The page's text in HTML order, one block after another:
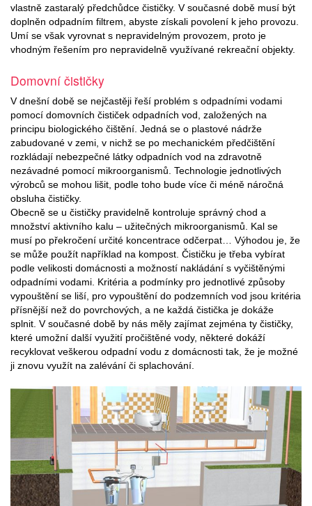
vlastně zastaralý předchůdce čističky. V současné době musí být
doplněn odpadním filtrem, abyste získali povolení k jeho provozu.
Umí se však vyrovnat s nepravidelným provozem, proto je
vhodným řešením pro nepravidelně využívané rekreační objekty.
Domovní čističky
V dnešní době se nejčastěji řeší problém s odpadními vodami
pomocí domovních čističek odpadních vod, založených na
principu biologického čištění. Jedná se o plastové nádrže
zabudované v zemi, v nichž se po mechanickém předčištění
rozkládají nebezpečné látky odpadních vod na zdravotně
nezávadné pomocí mikroorganismů. Technologie jednotlivých
výrobců se mohou lišit, podle toho bude více či méně náročná
obsluha čističky.
Obecně se u čističky pravidelně kontroluje správný chod a
množství aktivního kalu – užitečných mikroorganismů. Kal se
musí po překročení určité koncentrace odčerpat… Výhodou je, že
se může použít například na kompost. Čističku je třeba vybírat
podle velikosti domácnosti a možností nakládání s vyčištěnými
odpadními vodami. Kritéria a podmínky pro jednotlivé způsoby
vypouštění se liší, pro vypouštění do podzemních vod jsou kritéria
přísnější než do povrchových, a ne každá čistička je dokáže
splnit. V současné době by nás měly zajímat zejména ty čističky,
které umožní další využití pročištěné vody, některé dokáží
recyklovat veškerou odpadní vodu z domácnosti tak, že je možné
ji znovu využít na zalévání či splachování.